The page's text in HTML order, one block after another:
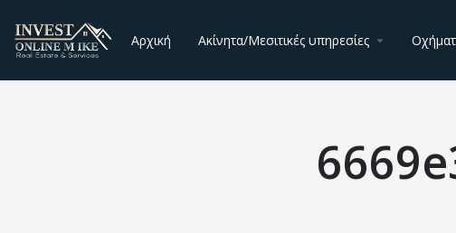
Αρχική Ακίνητα/Μεσιτικές υπηρεσίες